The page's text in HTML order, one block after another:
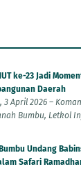
ke-23 Jadi
Daerah
3 April 2026 –
Bumbu, Letkol
Undang
Safari